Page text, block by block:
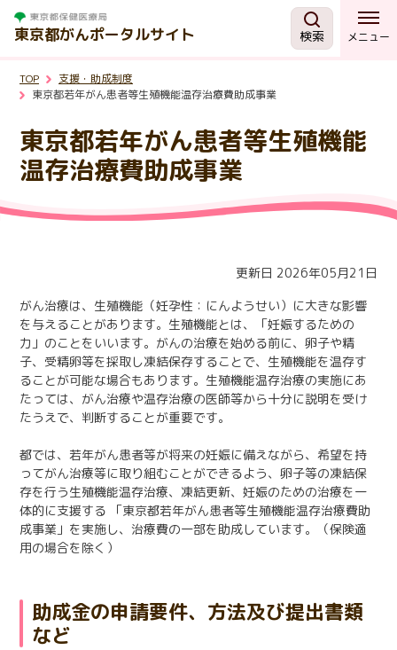
東京都がんポータルサイト 検索 メニュー
がんを知る
予防・検診
支援・助成制度
東京都の取組
医療従事者の方へ
リンク集
日本語
English
繁體中文
閉じる
TOP
支援・助成制度
東京都若年がん患者等生殖機能温存治療費助成事業
東京都若年がん患者等生殖機能
温存治療費助成事業
更新日 2026年05月21日
がん治療は、生殖機能（妊孕性：にんようせい）に大きな影響
を与えることがあります。生殖機能とは、「妊娠するための
力」のことをいいます。がんの治療を始める前に、卵子や精
子、受精卵等を採取し凍結保存することで、生殖機能を温存す
ることが可能な場合もあります。生殖機能温存治療の実施にあ
たっては、がん治療や温存治療の医師等から十分に説明を受け
たうえで、判断することが重要です。
都では、若年がん患者等が将来の妊娠に備えながら、希望を持
ってがん治療等に取り組むことができるよう、卵子等の凍結保
存を行う生殖機能温存治療、凍結更新、妊娠のための治療を一
体的に支援する 「東京都若年がん患者等生殖機能温存治療費助
成事業」を実施し、治療費の一部を助成しています。（保険適
用の場合を除く）
助成金の申請要件、方法及び提出書類
など